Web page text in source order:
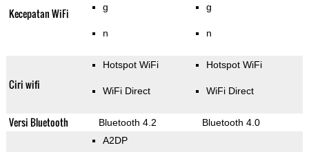
Kecepatan WiFi g
n
g
n
Ciri wifi
Hotspot WiFi
WiFi Direct
Hotspot WiFi
WiFi Direct
Versi Bluetooth Bluetooth 4.2 Bluetooth 4.0
A2DP